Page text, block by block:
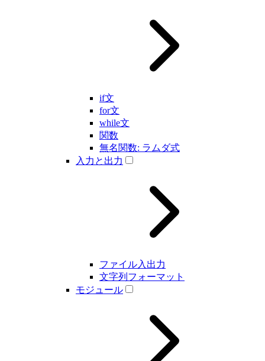
if文
for文
while文
関数
無名関数: ラムダ式
入力と出力
ファイル入出力
文字列フォーマット
モジュール